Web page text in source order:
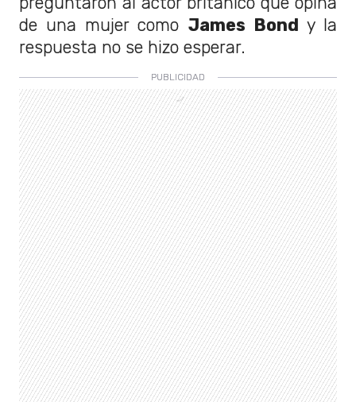
de una mujer como James Bond y la
respuesta no se hizo esperar.